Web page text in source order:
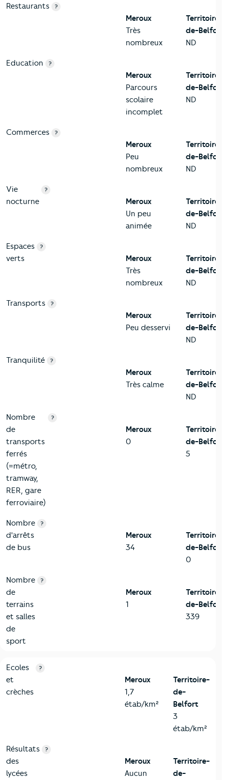
Restaurants ?
Meroux
Très
nombreux
Territoire-
de-Belfort
ND
Education ?
Meroux
Parcours
scolaire
incomplet
Territoire-
de-Belfort
ND
Commerces ?
Meroux
Peu
nombreux
Territoire-
de-Belfort
ND
Vie
nocturne
?
Meroux
Un peu
animée
Territoire-
de-Belfort
ND
Espaces
verts
?
Meroux
Très
nombreux
Territoire-
de-Belfort
ND
Transports ?
Meroux
Peu desservi
Territoire-
de-Belfort
ND
Tranquilité ?
Meroux
Très calme
Territoire-
de-Belfort
ND
Nombre
de
transports
ferrés
(=métro,
tramway,
RER, gare
ferroviaire)
?
Meroux
0
Territoire-
de-Belfort
5
Nombre
d'arrêts
de bus
?
Meroux
34
Territoire-
de-Belfort
0
Nombre
de
terrains
et salles
de
sport
?
Meroux
1
Territoire-
de-Belfort
339
4-Education
Critères
Ecoles
et
crèches
?
Meroux
1,7
étab/km²
Territoire-
de-
Belfort
3
étab/km²
Résultats
des
lycées
?
Meroux
Aucun
Territoire-
de-